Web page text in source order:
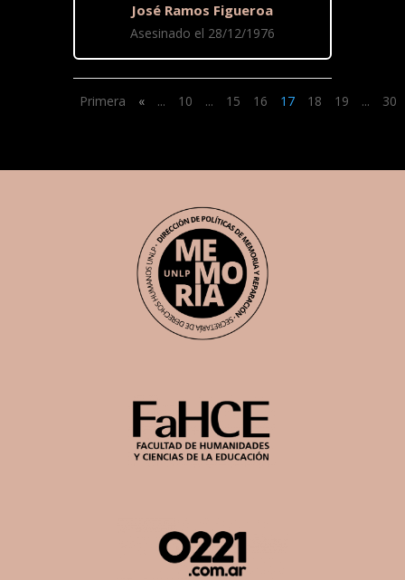
José Ramos Figueroa
Asesinado el 28/12/1976
Primera « ... 10 ... 15 16 17 18 19 ... 30